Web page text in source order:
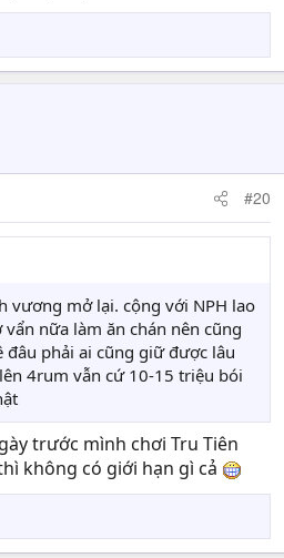
#20
vương mở lại. cộng với NPH lao
nữa làm ăn chán nên cũng
phải ai cũng giữ được lâu
4rum vẫn cứ 10-15 triệu bói
trước mình chơi Tru Tiên
không có giới hạn gì cả